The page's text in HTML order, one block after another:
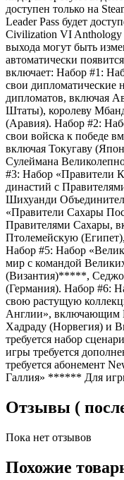
доступен только на
Leader Pass будет
Civilization VI
выхода могут быть
автоматически
включает: Набор #1:
свои дипломатические
дипломатов, включая
Штаты), королеву
(Аравия). Набор #2:
свои войска к победе
включая Токугаву
Сулеймана
#3: Набор «Правители
династий с
Шихуанди
«Правители Сахары
Правителями Сахары,
Птолемейскую
Набор #5: Набор
мир с командой
(Византия)*****,
(Германия). Набор #6:
свою растущую
Англии», включающим
Хадраду (Норвегия) и
требуется набор
игры требуется
требуется абонемент
Галлия» ****** Для
Отзывы (
Пока нет отзывов
Похожие